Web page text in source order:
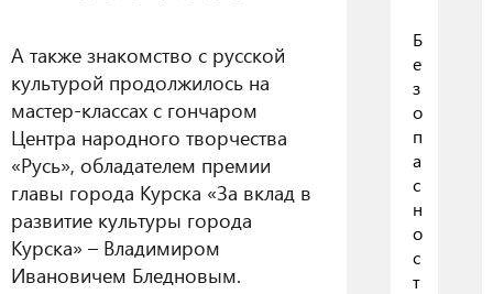
А также знакомство с русской
культурой продолжилось на
мастер-классах с гончаром
Центра народного творчества
«Русь», обладателем премии
главы города Курска «За вклад в
развитие культуры города
Курска» – Владимиром
Ивановичем Бледновым.
Б
е
з
о
п
а
с
н
о
с
т